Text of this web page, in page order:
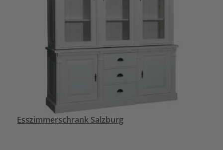
Esszimmerschrank Salzburg